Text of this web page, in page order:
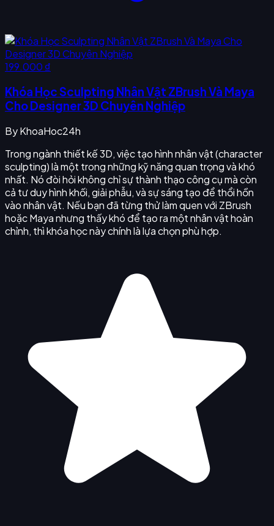
199.000 ₫
Khóa Học Sculpting Nhân Vật ZBrush Và Maya
Cho Designer 3D Chuyên Nghiệp
ByKhoaHoc24h
Trong ngành thiết kế 3D, việc tạo hình nhân vật (character
sculpting) là một trong những kỹ năng quan trọng và khó
nhất. Nó đòi hỏi không chỉ sự thành thạo công cụ mà còn
cả tư duy hình khối, giải phẫu, và sự sáng tạo để thổi hồn
vào nhân vật. Nếu bạn đã từng thử làm quen với ZBrush
hoặc Maya nhưng thấy khó để tạo ra một nhân vật hoàn
chỉnh, thì khóa học này chính là lựa chọn phù hợp.